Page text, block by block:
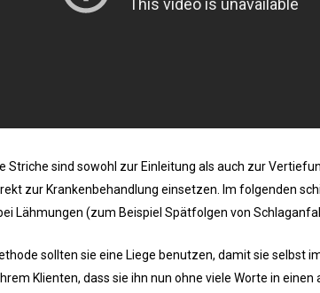
Striche sind sowohl zur Einleitung als auch zur
zur Krankenbehandlung einsetzen. Im folgenden
Lähmungen (zum Beispiel Spätfolgen von
sollten sie eine Liege benutzen, damit sie selbst
Klienten, dass sie ihn nun ohne viele Worte in